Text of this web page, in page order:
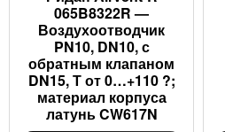
065B8322R —
Воздухоотводчик
PN10, DN10, с
обратным клапаном
DN15, Т от 0…+110 ?;
материал корпуса
латунь CW617N